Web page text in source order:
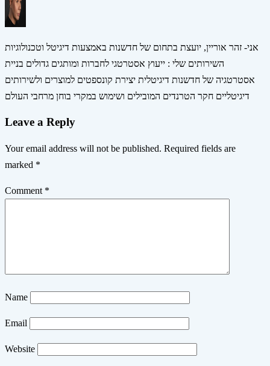
אני- זהר אוריין, יועצת בתחום של חדשנות באמצעות דיגיטל וטכנולוגיות
השירותים שלי : ייעוץ אסטרטגי לחברות ומותגים גדולים בניית
אסטרטגיה של חדשנות דיגיטלית יצירת קונספטים למוצרים ולשירותים
דיגיטליים חקר הטרנדים המובילים ושימוש במקרי בוחן מרחבי העולם
Leave a Reply
Your email address will not be published. Required fields are
marked *
Comment *
Name
Email
Website